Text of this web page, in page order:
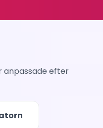
anpassade efter